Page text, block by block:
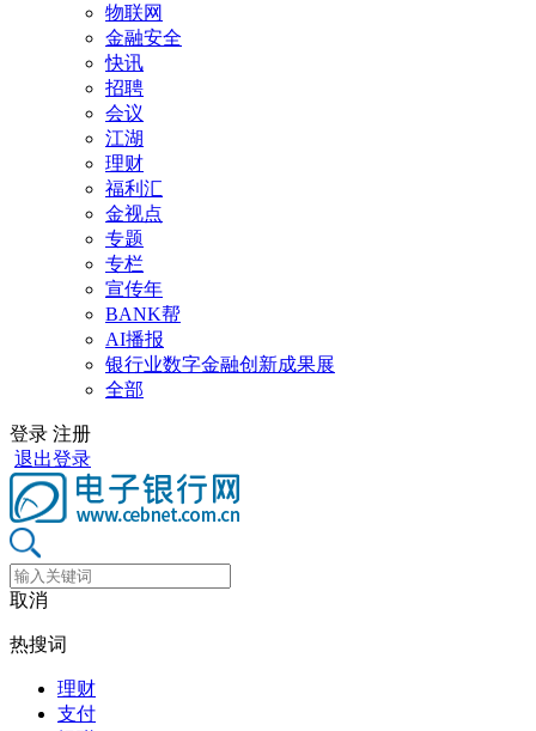
物联网
金融安全
快讯
招聘
会议
江湖
理财
福利汇
金视点
专题
专栏
宣传年
BANK帮
AI播报
银行业数字金融创新成果展
全部
登录 注册
退出登录
取消
热搜词
理财
支付